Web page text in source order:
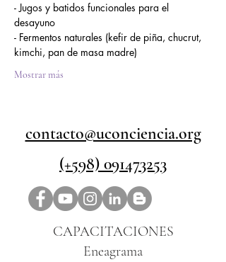
- Jugos y batidos funcionales para el
desayuno
- Fermentos naturales (kefir de piña, chucrut,
kimchi, pan de masa madre)
Mostrar más
contacto@uconciencia.org
(+598) 091473253
CAPACITACIONES
Eneagrama